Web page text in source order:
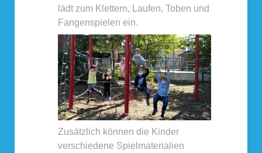
lädt zum Klettern, Laufen, Toben und
Fangenspielen ein.
Zusätzlich können die Kinder
verschiedene Spielmaterialien